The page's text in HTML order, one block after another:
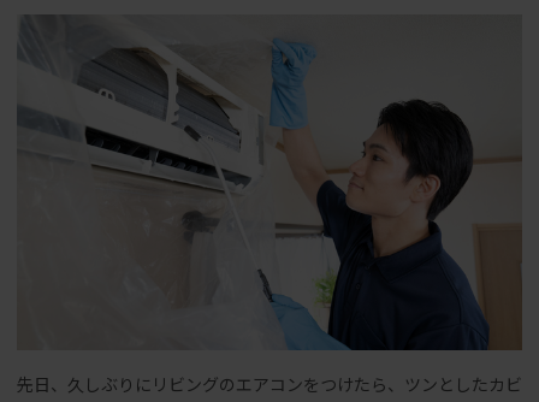
先日、久しぶりにリビングのエアコンをつけたら、ツンとしたカビ